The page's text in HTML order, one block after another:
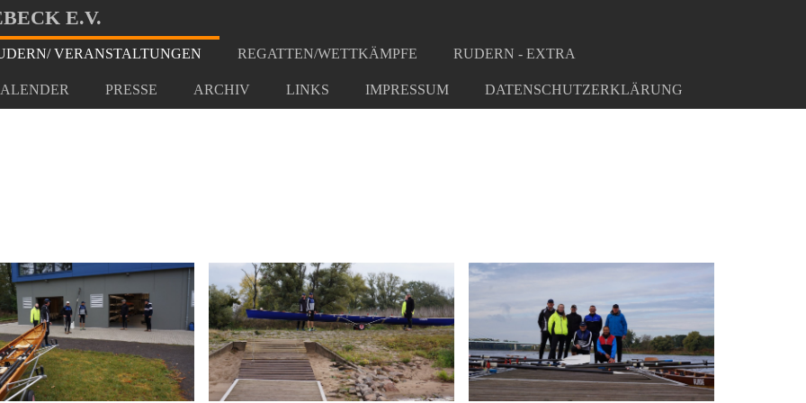
E.V.
VERANSTALTUNGEN REGATTEN/WETTKÄMPFE RUDERN - EXTRA
PRESSE ARCHIV LINKS IMPRESSUM DATENSCHUTZERKLÄRUNG